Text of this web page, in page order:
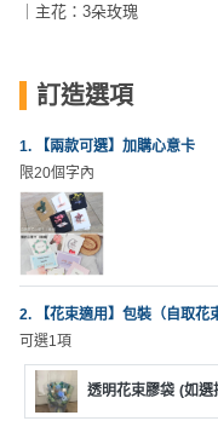
蛋
花
及
花
藝
禮
品
訂
製
禮
物
生
拍
拖
企
業
公
司
活
需
夾
時
間
神
器
情
侶
聯
關
｜主花：3朵玫瑰
訂造選項
1. 【兩款可選】加購心意卡
限20個字內
2. 【花束適用】包裝（自取花
可選1項
透明花束膠袋 (如選